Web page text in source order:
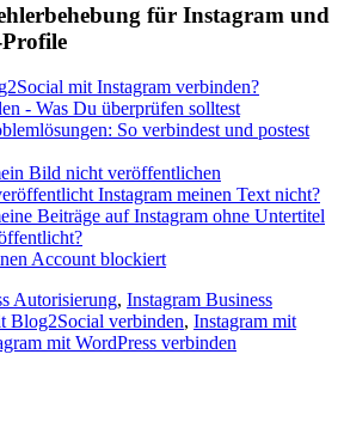
für Instagram und
mit Instagram verbinden?
- Was Du überprüfen solltest
So verbindest und postest
Bild nicht veröffentlichen
Instagram meinen Text nicht?
Beiträge auf Instagram ohne Untertitel
Account blockiert
Autorisierung, Instagram Business
Blog2Social verbinden, Instagram mit
mit WordPress verbinden